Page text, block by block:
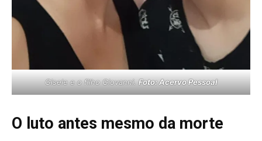
Gisele e o filho Giovanni.Foto: Acervo Pessoal
O luto antes mesmo da morte